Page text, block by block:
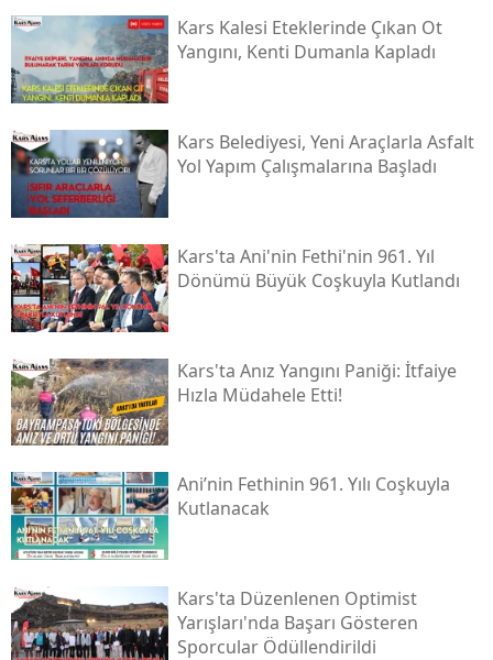
Kars Kalesi Eteklerinde Çıkan Ot
Yangını, Kenti Dumanla Kapladı
Kars Belediyesi, Yeni Araçlarla Asfalt
Yol Yapım Çalışmalarına Başladı
Kars'ta Ani'nin Fethi'nin 961. Yıl
Dönümü Büyük Coşkuyla Kutlandı
Kars'ta Anız Yangını Paniği: İtfaiye
Hızla Müdahele Etti!
Ani’nin Fethinin 961. Yılı Coşkuyla
Kutlanacak
Kars'ta Düzenlenen Optimist
Yarışları'nda Başarı Gösteren
Sporcular Ödüllendirildi